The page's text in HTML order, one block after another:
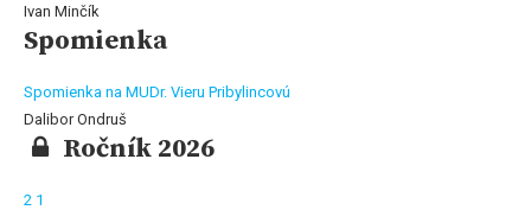
Ivan Minčík
Spomienka
Spomienka na MUDr. Vieru Pribylincovú
Dalibor Ondruš
Ročník 2026
2 1